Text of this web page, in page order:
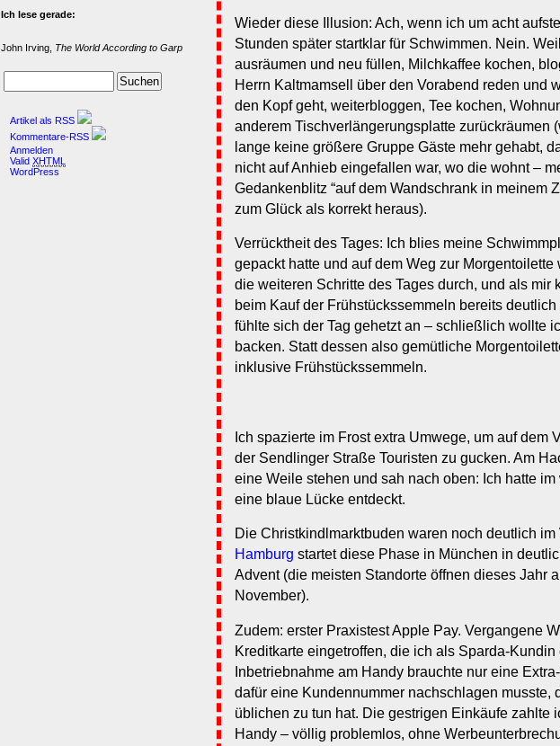
Wieder diese Illusion: Ach, wenn ich um acht
Stunden später startklar für Schwimmen. Nein.
ausräumen und neu füllen, Milchkaffee kochen,
Herrn Kaltmamsell über den Vorabend reden und
den Kopf geht, weiterbloggen, Tee kochen,
anderem Tischverlängerungsplatte zurückräumen
lange keine größere Gruppe Gäste mehr gehabt,
nicht auf Anhieb eingefallen war, wo die wohnt –
Gedankenblitz “auf dem Wandschrank in meinem
zum Glück als korrekt heraus).
Verrücktheit des Tages: Ich blies meine
gepackt hatte und auf dem Weg zur Morgentoilette
die weiteren Schritte des Tages durch, und als mir
beim Kauf der Frühstückssemmeln bereits
fühlte sich der Tag gehetzt an – schließlich wollte
backen. Statt dessen also gemütliche
inklusive Frühstückssemmeln.
Ich spazierte im Frost extra Umwege, um auf dem
der Sendlinger Straße Touristen zu gucken. Am
eine Weile stehen und sah nach oben: Ich hatte im
eine blaue Lücke entdeckt.
Die Christkindlmarktbuden waren noch deutlich im
Hamburg startet diese Phase in München in
Advent (die meisten Standorte öffnen dieses Jahr
November).
Zudem: erster Praxistest Apple Pay. Vergangene
Kreditkarte eingetroffen, die ich als Sparda-Kundin
Inbetriebnahme am Handy brauchte nur eine
dafür eine Kundennummer nachschlagen musste,
üblichen zu tun hat. Die gestrigen Einkäufe zahlte
Handy – völlig problemlos, ohne
Ich lese gerade:
John Irving, The World According to Garp
Artikel als RSS
Kommentare-RSS
Anmelden
Valid XHTML
WordPress